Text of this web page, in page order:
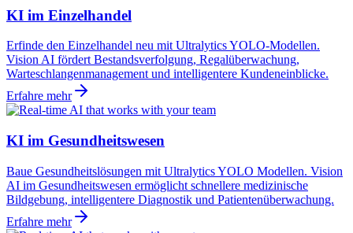
KI im Einzelhandel
Erfinde den Einzelhandel neu mit Ultralytics YOLO-Modellen.
Vision AI fördert Bestandsverfolgung, Regalüberwachung,
Warteschlangenmanagement und intelligentere Kundeneinblicke.
Erfahre mehr
KI im Gesundheitswesen
Baue Gesundheitslösungen mit Ultralytics YOLO Modellen. Vision
AI im Gesundheitswesen ermöglicht schnellere medizinische
Bildgebung, intelligentere Diagnostik und Patientenüberwachung.
Erfahre mehr